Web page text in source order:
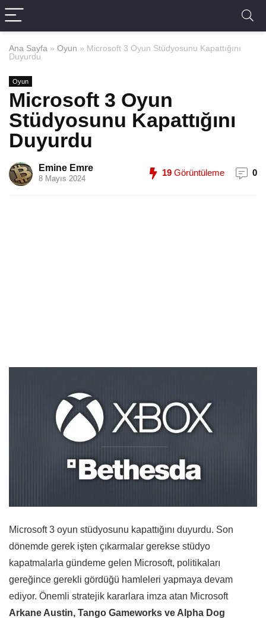
Ana Sayfa » Oyun » Microsoft 3 Oyun Stüdyosunu Kapattığını
Duyurdu
Oyun
Microsoft 3 Oyun
Stüdyosunu Kapattığını
Duyurdu
Emine Emre
8 Mayıs 2024
19 Görüntüleme 0
Microsoft 3 oyun stüdyosunu kapattığını duyurdu. Son
dönemde gerek işten çıkarmalar gerekse stüdyo
kapatmalarla gündeme gelen Microsoft, politikaları
gereğince gerekli gördüğü hamleleri yapmaya devam
ediyor. Önemli stratejik kararlara imza atan Microsoft
Arkane Austin, Tango Gameworks ve Alpha Dog